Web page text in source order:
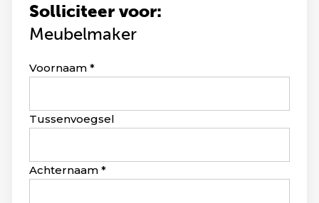
Solliciteer voor:
Meubelmaker
Leave
blank
Voornaam
Tussenvoegsel
Achternaam